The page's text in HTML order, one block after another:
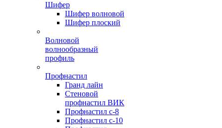
Шифер
Шифер волновой
Шифер плоский
Волновой
волнообразный
профиль
Профнастил
Гранд лайн
Стеновой
профнастил ВИК
Профнастил с-8
Профнастил с-10